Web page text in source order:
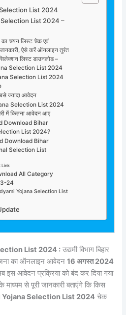
List 2024
List 2024 –
का चयन लिस्ट चेक एवं
ऐसे करें ऑनलाइन तुरंत
सिलेक्शन लिस्ट डाउनलोड –
Selection List 2024
Selection List 2024
ज्यादा आवेदन
Selection List 2024
में कितना आवेदन आए
Download Bihar
List 2024?
Download Bihar
Selection List
Link
All Category
24
Yojana Selection List
List 2024 : उद्यमी विभाग बिहार
का ऑनलाइन आवेदन16 अगस्त 2024
आवेदन प्रक्रिया को बंद कर दिया गया
से पूरी जानकारी बताएंगे कि किस
Yojana Selection List 2024 चेक